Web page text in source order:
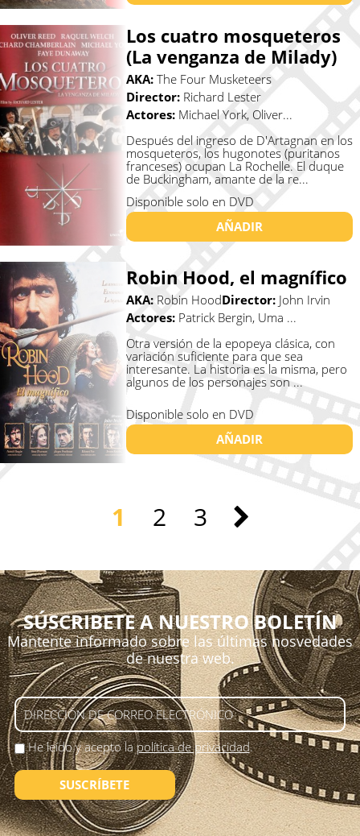
Los cuatro mosqueteros
(La venganza de Milady)
AKA: The Four Musketeers
Director: Richard Lester
Actores: Michael York, Oliver...
Después del ingreso de D'Artagnan en los
mosqueteros, los hugonotes (puritanos
franceses) ocupan La Rochelle. El duque
de Buckingham, amante de la re...
Disponible solo en DVD
AÑADIR
Robin Hood, el magnífico
AKA: Robin HoodDirector: John Irvin
Actores: Patrick Bergin, Uma ...
Otra versión de la epopeya clásica, con
variación suficiente para que sea
interesante. La historia es la misma, pero
algunos de los personajes son ...
Disponible solo en DVD
AÑADIR
1 2 3
SÚSCRIBETE A NUESTRO BOLETÍN
Mantente informado sobre las últimas nosvedades
de nuestra web.
He leído y acepto lapolítica de privacidad.
SUSCRÍBETE